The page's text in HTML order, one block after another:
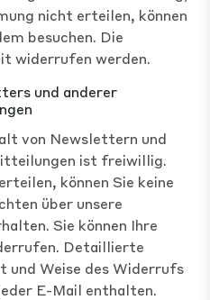
nicht erteilen, können
besuchen. Die
widerrufen werden.
und anderer
von Newslettern und
ist freiwillig.
können Sie keine
über unsere
Sie können Ihre
Detaillierte
und Weise des Widerrufs
E-Mail enthalten.